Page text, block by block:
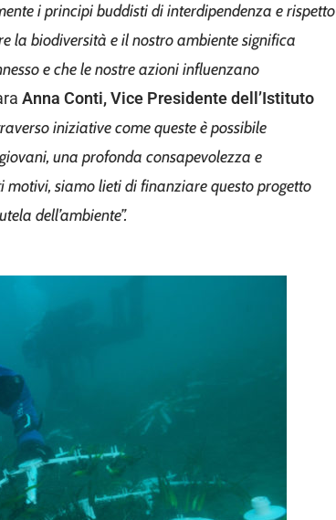
i principi buddisti di interdipendenza e rispetto
la biodiversità e il nostro ambiente significa
e che le nostre azioni influenzano
Anna Conti, Vice Presidente dell’Istituto
iniziative come queste è possibile
una profonda consapevolezza e
motivi, siamo lieti di finanziare questo progetto
dell’ambiente”.